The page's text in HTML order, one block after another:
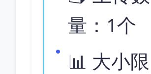
量：1个
📊 大小限